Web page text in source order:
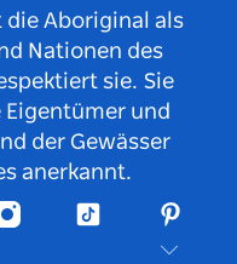
die Aboriginal als
Nationen des
sie. Sie
und
der Gewässer
anerkannt.
InstagramTikTok